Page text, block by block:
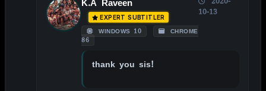
K.A Raveen
EXPERT SUBTITLER
WINDOWS 10
CHROME
86
10-13
thank you sis!